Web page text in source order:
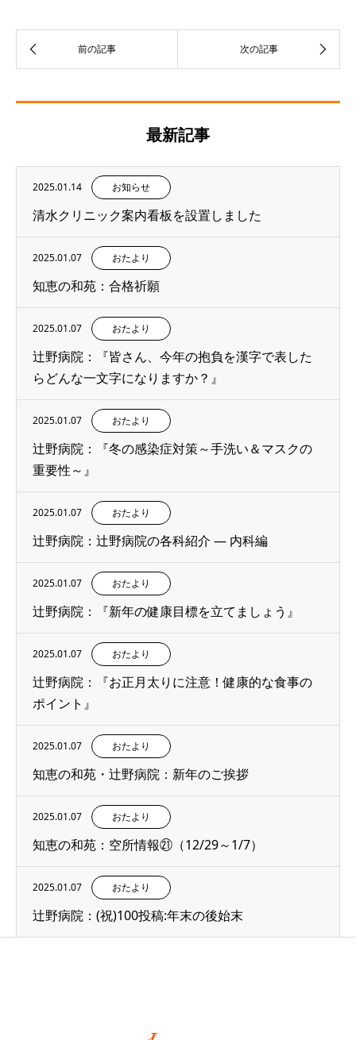
最新記事
2025.01.14 お知らせ
清水クリニック案内看板を設置しました
2025.01.07 おたより
知恵の和苑：合格祈願
2025.01.07 おたより
辻野病院：『皆さん、今年の抱負を漢字で表した
らどんな一文字になりますか？』
2025.01.07 おたより
辻野病院：『冬の感染症対策～手洗い＆マスクの
重要性～』
2025.01.07 おたより
辻野病院：辻野病院の各科紹介 ― 内科編
2025.01.07 おたより
辻野病院：『新年の健康目標を立てましょう』
2025.01.07 おたより
辻野病院：『お正月太りに注意！健康的な食事の
ポイント』
2025.01.07 おたより
知恵の和苑・辻野病院：新年のご挨拶
2025.01.07 おたより
知恵の和苑：空所情報㉑（12/29～1/7）
2025.01.07 おたより
辻野病院：(祝)100投稿:年末の後始末